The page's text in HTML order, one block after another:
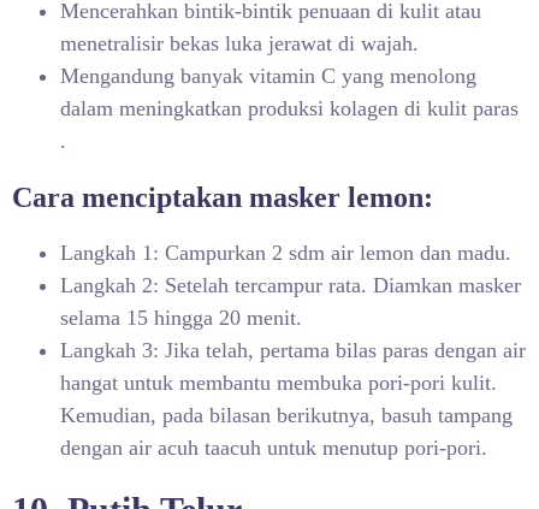
Mencerahkan bintik-bintik penuaan di kulit atau
menetralisir bekas luka jerawat di wajah.
Mengandung banyak vitamin C yang menolong
dalam meningkatkan produksi kolagen di kulit paras
.
Cara menciptakan masker lemon:
Langkah 1: Campurkan 2 sdm air lemon dan madu.
Langkah 2: Setelah tercampur rata. Diamkan masker
selama 15 hingga 20 menit.
Langkah 3: Jika telah, pertama bilas paras dengan air
hangat untuk membantu membuka pori-pori kulit.
Kemudian, pada bilasan berikutnya, basuh tampang
dengan air acuh taacuh untuk menutup pori-pori.